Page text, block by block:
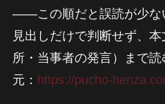
――この順だと誤読が少な
見出しだけで判断せず、
所・当事者の発言）まで
元： https://pucho-